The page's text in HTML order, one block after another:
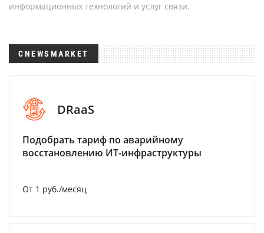
информационных технологий и услуг связи.
CNEWSMARKET
DRaaS
Подобрать тариф по аварийному
восстановлению ИТ-инфраструктуры
От 1 руб./месяц